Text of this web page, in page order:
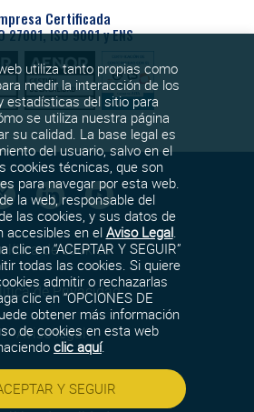
Certificada
27001, ISO 9001 y ENS
de cookies
de Privacidad
Aviso legal
de seguridad
utiliza tanto propias como
medir la interacción de los
estadísticas del sitio para
se utiliza nuestra página
su calidad. La base legal es
del usuario, salvo en el
cookies técnicas, que son
para navegar por esta web.
la web, responsable del
las cookies, y sus datos de
accesibles en el Aviso Legal.
clic en “ACEPTAR Y SEGUIR”
todas las cookies. Si quiere
admitir o rechazarlas
clic en “OPCIONES DE
obtener más información
de cookies en esta web
clic aquí.
Y SEGUIR